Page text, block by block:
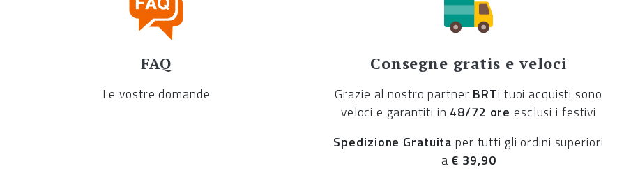
FAQ
Le vostre domande
Consegne gratis e veloci
Grazie al nostro partner BRTi tuoi acquisti sono
veloci e garantiti in 48/72 ore esclusi i festivi
Spedizione Gratuita per tutti gli ordini superiori
a € 39,90